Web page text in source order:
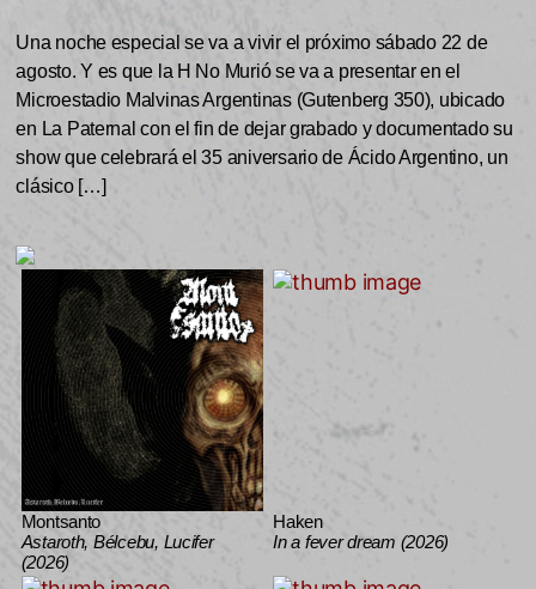
Una noche especial se va a vivir el próximo sábado 22 de
agosto. Y es que la H No Murió se va a presentar en el
Microestadio Malvinas Argentinas (Gutenberg 350), ubicado
en La Paternal con el fin de dejar grabado y documentado su
show que celebrará el 35 aniversario de Ácido Argentino, un
clásico […]
Montsanto
Astaroth, Bélcebu, Lucifer
(2026)
Haken
In a fever dream (2026)